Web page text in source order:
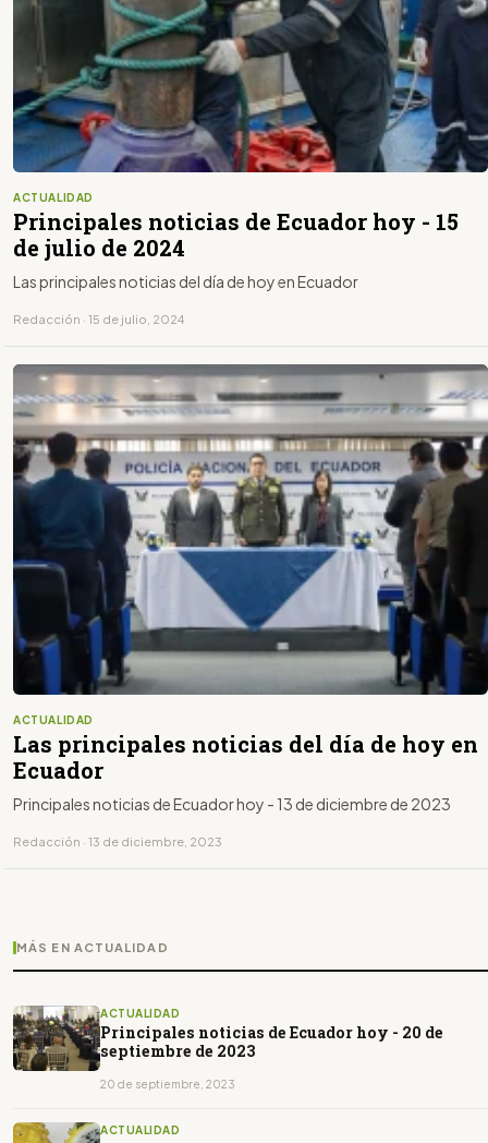
ACTUALIDAD
Principales noticias de Ecuador hoy - 15
de julio de 2024
Las principales noticias del día de hoy en Ecuador
Redacción · 15 de julio, 2024
ACTUALIDAD
Las principales noticias del día de hoy en
Ecuador
Principales noticias de Ecuador hoy - 13 de diciembre de 2023
Redacción · 13 de diciembre, 2023
MÁS EN ACTUALIDAD
ACTUALIDAD
Principales noticias de Ecuador hoy - 20 de
septiembre de 2023
20 de septiembre, 2023
ACTUALIDAD